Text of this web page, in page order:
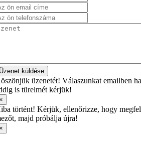
küldése
üzenetét! Válaszunkat emailben
is türelmét kérjük!
történt! Kérjük, ellenőrizze, hogy
majd próbálja újra!